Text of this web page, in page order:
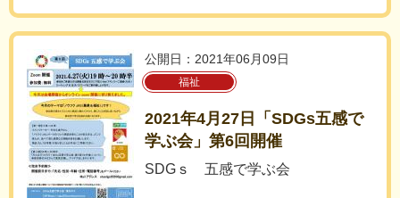
公開日：2021年06月09日
福祉
2021年4月27日「SDGs五感で
学ぶ会」第6回開催
SDGｓ 五感で学ぶ会